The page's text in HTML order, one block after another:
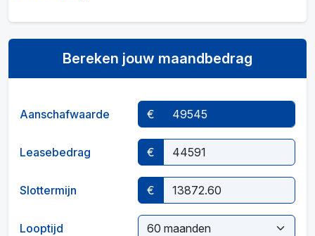
Bereken jouw maandbedrag
Aanschafwaarde €
Leasebedrag €
Slottermijn €
Looptijd